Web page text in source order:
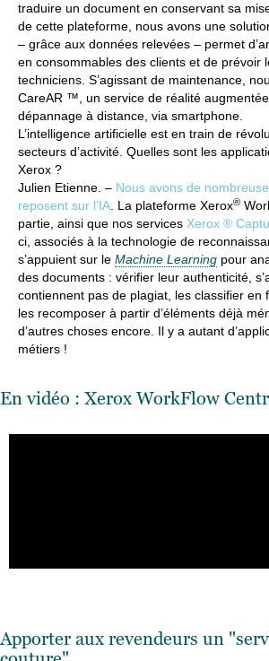
traduire un document en conservant sa
de cette plateforme, nous avons une
– grâce aux données relevées – permet
en consommables des clients et de prévoir
techniciens. S’agissant de maintenance,
CareAR ™, un service de réalité
dépannage à distance, via smartphone.
L’intelligence artificielle est en train de
secteurs d’activité. Quelles sont les
Xerox ?
Julien Etienne. – Nous avons de
reposent sur l’IA . La plateforme Xerox®
partie, ainsi que nos services Xerox ®
ci, associés à la technologie de
s’appuient sur le Machine Learning pour
des documents : vérifier leur authenticité,
contiennent pas de plagiat, les classifier en
les recomposer à partir d’éléments déjà
d’autres choses encore. Il y a autant
métiers !
En vidéo : Xerox WorkFlow
Apporter aux revendeurs un